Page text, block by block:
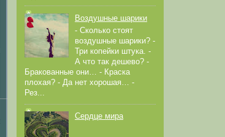
Воздушные шарики
- Сколько стоят
воздушные шарики? -
Три копейки штука. -
А что так дешево? -
Бракованные они… - Краска
плохая? - Да нет хорошая… -
Рез...
Сердце мира